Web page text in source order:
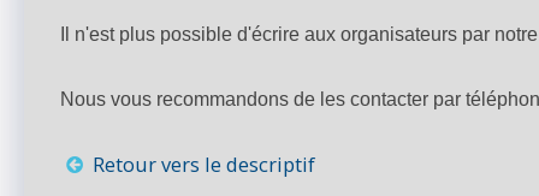
Il n'est plus possible d'écrire aux organisateurs par
Nous vous recommandons de les contacter par
Retour vers le descriptif